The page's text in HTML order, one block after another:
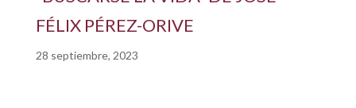
FÉLIX PÉREZ-ORIVE
28 septiembre, 2023